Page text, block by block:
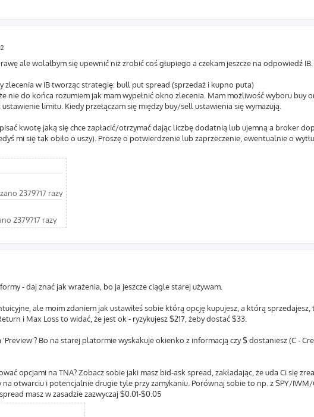
ale wolałbym się upewnić niż zrobić coś głupiego a czekam jeszcze na odpowiedź IB.
zlecenia w IB tworząc strategię: bull put spread (sprzedaż i kupno puta)
nie do końca rozumiem jak mam wypełnić okno zlecenia. Mam możliwość wyboru buy
limitu. Kiedy przełączam się między buy/sell ustawienia się wymazują.
kwotę jaką się chce zapłacić/otrzymać dając liczbę dodatnią lub ujemną a broker
mi się tak obiło o uszy). Proszę o potwierdzenie lub zaprzeczenie, ewentualnie o
2379717 razy
2379717 razy
- daj znać jak wrażenia, bo ja jeszcze ciągle starej używam.
ale moim zdaniem jak ustawiłeś sobie którą opcję kupujesz, a którą
i Max Loss to widać, że jest ok - ryzykujesz $217, żeby dostać $33.
Bo na starej platormie wyskakuje okienko z informacją czy $ dostaniesz (C -
opcjami na TNA? Zobacz sobie jaki masz bid-ask spread, zakładając, że uda Ci się
otwarciu i potencjalnie drugie tyle przy zamykaniu. Porównaj sobie to np. z SPY/IWM/
masz w zasadzie zazwyczaj $0.01-$0.05